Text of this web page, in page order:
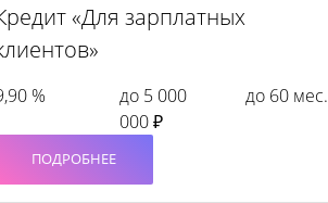
«Для зарплатных
%
до 5 000
000 ₽
до 60 мес.
ПОДРОБНЕЕ